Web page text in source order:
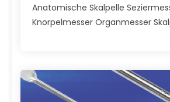
Anatomische Skalpelle
Knorpelmesser Organmesser